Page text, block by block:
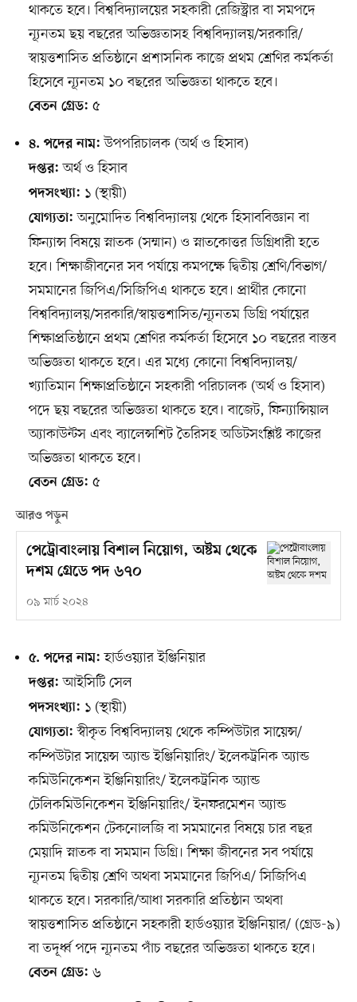
থাকতে হবে। বিশ্ববিদ্যালয়ের সহকারী রেজিস্ট্রার বা সমপদে
ন্যূনতম ছয় বছরের অভিজ্ঞতাসহ বিশ্ববিদ্যালয়/সরকারি/
স্বায়ত্তশাসিত প্রতিষ্ঠানে প্রশাসনিক কাজে প্রথম শ্রেণির কর্মকর্তা
হিসেবে ন্যূনতম ১০ বছরের অভিজ্ঞতা থাকতে হবে।
বেতন গ্রেড: ৫
৪. পদের নাম: উপপরিচালক (অর্থ ও হিসাব)
দপ্তর: অর্থ ও হিসাব
পদসংখ্যা: ১ (স্থায়ী)
যোগ্যতা: অনুমোদিত বিশ্ববিদ্যালয় থেকে হিসাববিজ্ঞান বা
ফিন্যান্স বিষয়ে স্নাতক (সম্মান) ও স্নাতকোত্তর ডিগ্রিধারী হতে
হবে। শিক্ষাজীবনের সব পর্যায়ে কমপক্ষে দ্বিতীয় শ্রেণি/বিভাগ/
সমমানের জিপিএ/সিজিপিএ থাকতে হবে। প্রার্থীর কোনো
বিশ্ববিদ্যালয়/সরকারি/স্বায়ত্তশাসিত/ন্যূনতম ডিগ্রি পর্যায়ের
শিক্ষাপ্রতিষ্ঠানে প্রথম শ্রেণির কর্মকর্তা হিসেবে ১০ বছরের বাস্তব
অভিজ্ঞতা থাকতে হবে। এর মধ্যে কোনো বিশ্ববিদ্যালয়/
খ্যাতিমান শিক্ষাপ্রতিষ্ঠানে সহকারী পরিচালক (অর্থ ও হিসাব)
পদে ছয় বছরের অভিজ্ঞতা থাকতে হবে। বাজেট, ফিন্যান্সিয়াল
অ্যাকাউন্টস এবং ব্যালেন্সশিট তৈরিসহ অডিটসংশ্লিষ্ট কাজের
অভিজ্ঞতা থাকতে হবে।
বেতন গ্রেড: ৫
আরও পড়ুন
পেট্রোবাংলায় বিশাল নিয়োগ, অষ্টম থেকে
দশম গ্রেডে পদ ৬৭০
০৯ মার্চ ২০২৪
৫. পদের নাম: হার্ডওয়্যার ইঞ্জিনিয়ার
দপ্তর: আইসিটি সেল
পদসংখ্যা: ১ (স্থায়ী)
যোগ্যতা: স্বীকৃত বিশ্ববিদ্যালয় থেকে কম্পিউটার সায়েন্স/
কম্পিউটার সায়েন্স অ্যান্ড ইঞ্জিনিয়ারিং/ ইলেকট্রনিক অ্যান্ড
কমিউনিকেশন ইঞ্জিনিয়ারিং/ ইলেকট্রনিক অ্যান্ড
টেলিকমিউনিকেশন ইঞ্জিনিয়ারিং/ ইনফরমেশন অ্যান্ড
কমিউনিকেশন টেকনোলজি বা সমমানের বিষয়ে চার বছর
মেয়াদি স্নাতক বা সমমান ডিগ্রি। শিক্ষা জীবনের সব পর্যায়ে
ন্যূনতম দ্বিতীয় শ্রেণি অথবা সমমানের জিপিএ/ সিজিপিএ
থাকতে হবে। সরকারি/আধা সরকারি প্রতিষ্ঠান অথবা
স্বায়ত্তশাসিত প্রতিষ্ঠানে সহকারী হার্ডওয়্যার ইঞ্জিনিয়ার/ (গ্রেড-৯)
বা তদূর্ধ্ব পদে ন্যূনতম পাঁচ বছরের অভিজ্ঞতা থাকতে হবে।
বেতন গ্রেড: ৬